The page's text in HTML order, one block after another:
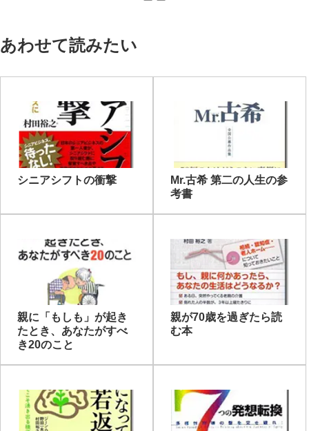
あわせて読みたい
シニアシフトの衝撃
Mr.古希 第二の人生の参
考書
親に「もしも」が起き
たとき、あなたがすべ
き20のこと
親が70歳を過ぎたら読
む本